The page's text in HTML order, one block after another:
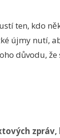
ten, kdo
újmy nutí,
důvodu,